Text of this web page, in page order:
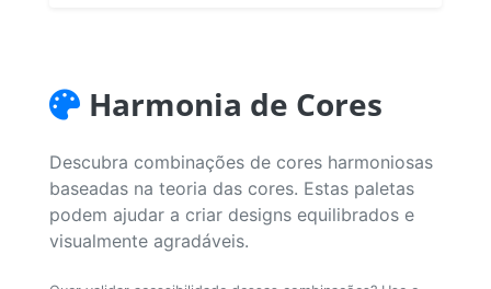
Harmonia de Cores
Descubra combinações de cores harmoniosas
baseadas na teoria das cores. Estas paletas
podem ajudar a criar designs equilibrados e
visualmente agradáveis.